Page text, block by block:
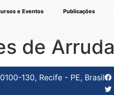
e Eventos Publicações
de Arruda
130, Recife - PE, Brasil